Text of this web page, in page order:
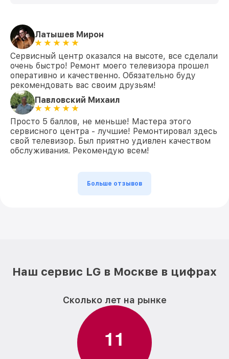
Латышев Мирон
Сервисный центр оказался на высоте, все сделали
очень быстро! Ремонт моего телевизора прошел
оперативно и качественно. Обязательно буду
рекомендовать вас своим друзьям!
Павловский Михаил
Просто 5 баллов, не меньше! Мастера этого
сервисного центра - лучшие! Ремонтировал здесь
свой телевизор. Был приятно удивлен качеством
обслуживания. Рекомендую всем!
Больше отзывов
Наш сервис LG в Москве в цифрах
Сколько лет на рынке
11